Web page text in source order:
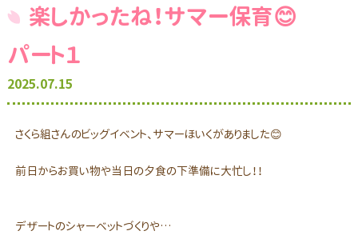
楽しかったね！サマー保育😊
パート１
2025.07.15
さくら組さんのビッグイベント、サマーほいくがありました😊
前日からお買い物や当日の夕食の下準備に大忙し！！
デザートのシャーベットづくりや…